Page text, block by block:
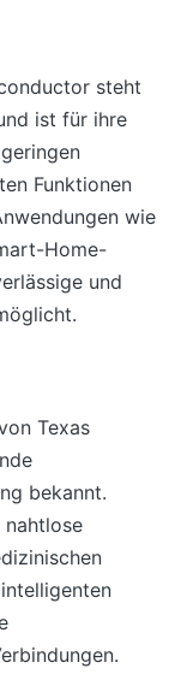
steht
ist für ihre
Funktionen
wie
Home-
und
Texas
bekannt.
nahtlose